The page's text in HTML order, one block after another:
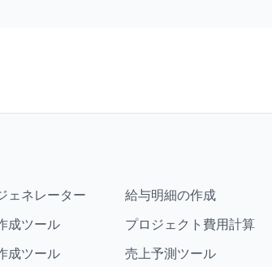
ェネレーター
成ツール
成ツール
給与明細の作成
プロジェクト費用計算
売上予測ツール